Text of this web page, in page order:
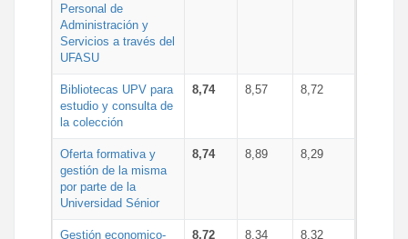
Personal de
Administración y
Servicios a través del
UFASU
Bibliotecas UPV para
estudio y consulta de
la colección
8,74 8,57 8,72
Oferta formativa y
gestión de la misma
por parte de la
Universidad Sénior
8,74 8,89 8,29
Gestión economico- 8,72 8,34 8,32